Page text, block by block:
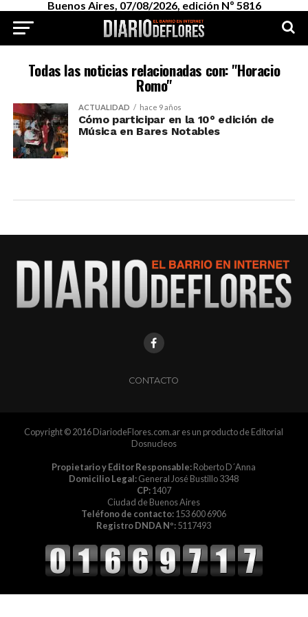
Buenos Aires, 07/08/2026, edición Nº 5816
Todas las noticias relacionadas con: "Horacio
Romo"
ACTUALIDAD hace 9 años
Cómo participar en la 10° edición de
Música en Bares Notables
CONTACTO
Copyright © 2016 DiariodeFlores.com.ar es un producto de Editorial
Dosnucleos
Propietario y Editor Responsable:Roberto D´Anna
Domicilio Legal:General José Bustillo 3348
CP:1407
Ciudad de Buenos Aires
Teléfono de contacto:153 600 6906
Registro DNDA Nº:5117493